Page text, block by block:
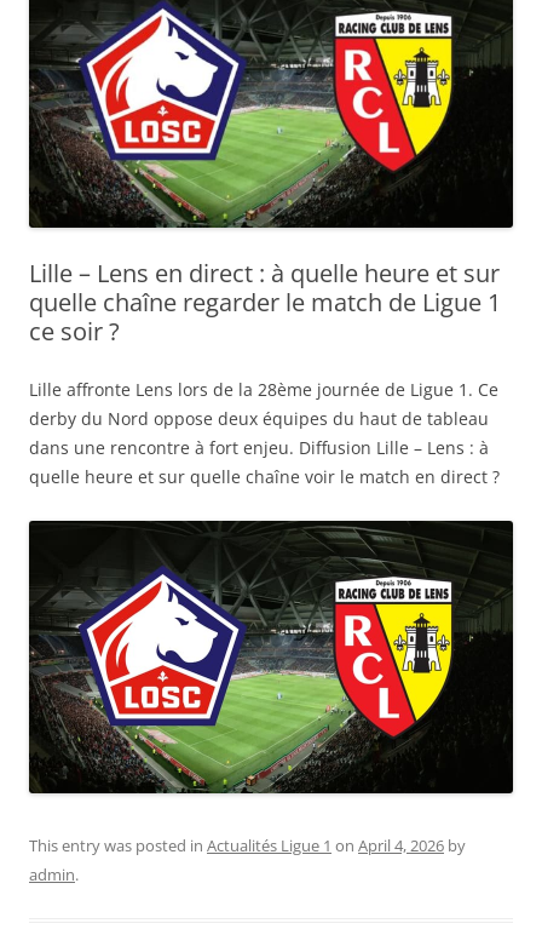
Lille – Lens en direct : à quelle heure et sur
quelle chaîne regarder le match de Ligue 1
ce soir ?
Lille affronte Lens lors de la 28ème journée de Ligue 1. Ce
derby du Nord oppose deux équipes du haut de tableau
dans une rencontre à fort enjeu. Diffusion Lille – Lens : à
quelle heure et sur quelle chaîne voir le match en direct ?
This entry was posted in Actualités Ligue 1 on April 4, 2026 by
admin.